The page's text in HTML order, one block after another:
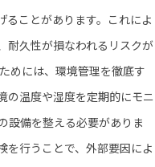
ることがあります。これによ
耐久性が損なわれるリスクが
めには、環境管理を徹底す
の温度や湿度を定期的にモニ
設備を整える必要がありま
を行うことで、外部要因によ